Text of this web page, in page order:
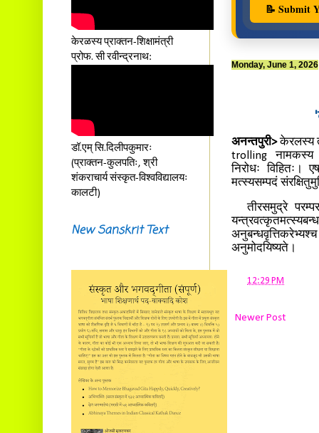
📝 Submit
Monday, June 1, 2026
अनन्तपुरी>केरलस्य
trolling नामकस्य
निरोधः विहितः।
मत्स्यसम्पदं
तीरसमुद्रे
अनुमोदयिष्यते।
12:29 PM
Newer Post
नमः॥–
केरळस्य प्राक्तन-शिक्षामंत्री
प्रोफ. सी रवीन्द्रनाथ:
डॉ.एम् सि.दिलीपकुमारः
(प्राक्तन-कुलपतिः, श्री
शंकराचार्य संस्कृत-विश्वविद्यालयः
कालटी)
New Sanskrit Text